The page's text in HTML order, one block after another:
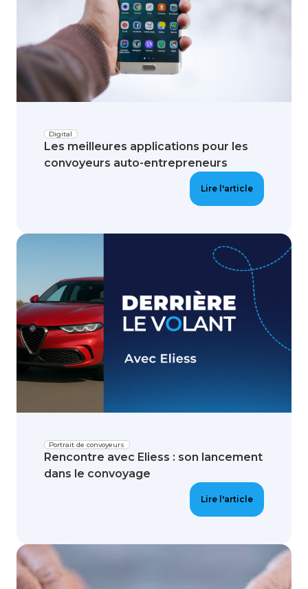
Digital
Les meilleures applications pour les
convoyeurs auto-entrepreneurs
Lire l'article
Portrait de convoyeurs
Rencontre avec Eliess : son lancement
dans le convoyage
Lire l'article